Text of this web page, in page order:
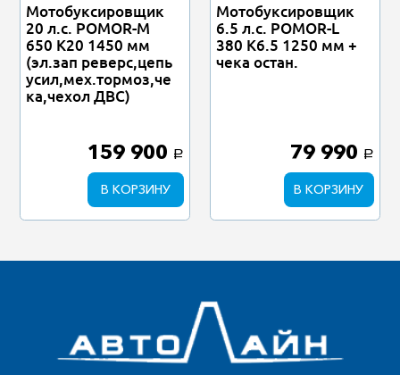
Мотобуксировщик
20 л.с. POMOR-M
650 К20 1450 мм
(эл.зап реверс,цепь
усил,мех.тормоз,че
ка,чехол ДВС)
159 900 a
В КОРЗИНУ
Мотобуксировщик
6.5 л.с. POMOR-L
380 К6.5 1250 мм +
чека остан.
79 990 a
В КОРЗИНУ